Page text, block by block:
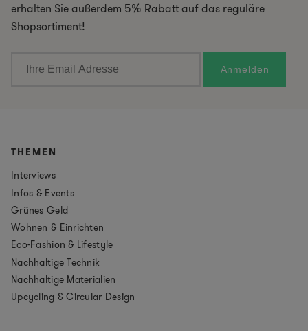
erhalten Sie außerdem 5% Rabatt auf das reguläre
Shopsortiment!
THEMEN
Interviews
Infos & Events
Grünes Geld
Wohnen & Einrichten
Eco-Fashion & Lifestyle
Nachhaltige Technik
Nachhaltige Materialien
Upcycling & Circular Design